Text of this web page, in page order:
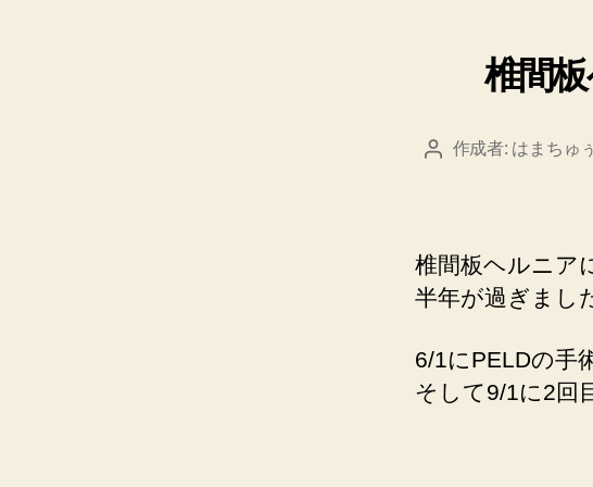
椎間
投 作成者: はまちゅぅ
椎間板ヘルニア
半年が過ぎまし
6/1にPELDの手
そして9/1に2回